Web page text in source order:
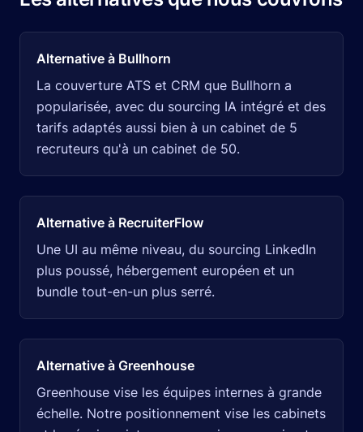
Alternative à Bullhorn
La couverture ATS et CRM que Bullhorn a
popularisée, avec du sourcing IA intégré et des
tarifs adaptés aussi bien à un cabinet de 5
recruteurs qu'à un cabinet de 50.
Alternative à RecruiterFlow
Une UI au même niveau, du sourcing LinkedIn
plus poussé, hébergement européen et un
bundle tout-en-un plus serré.
Alternative à Greenhouse
Greenhouse vise les équipes internes à grande
échelle. Notre positionnement vise les cabinets